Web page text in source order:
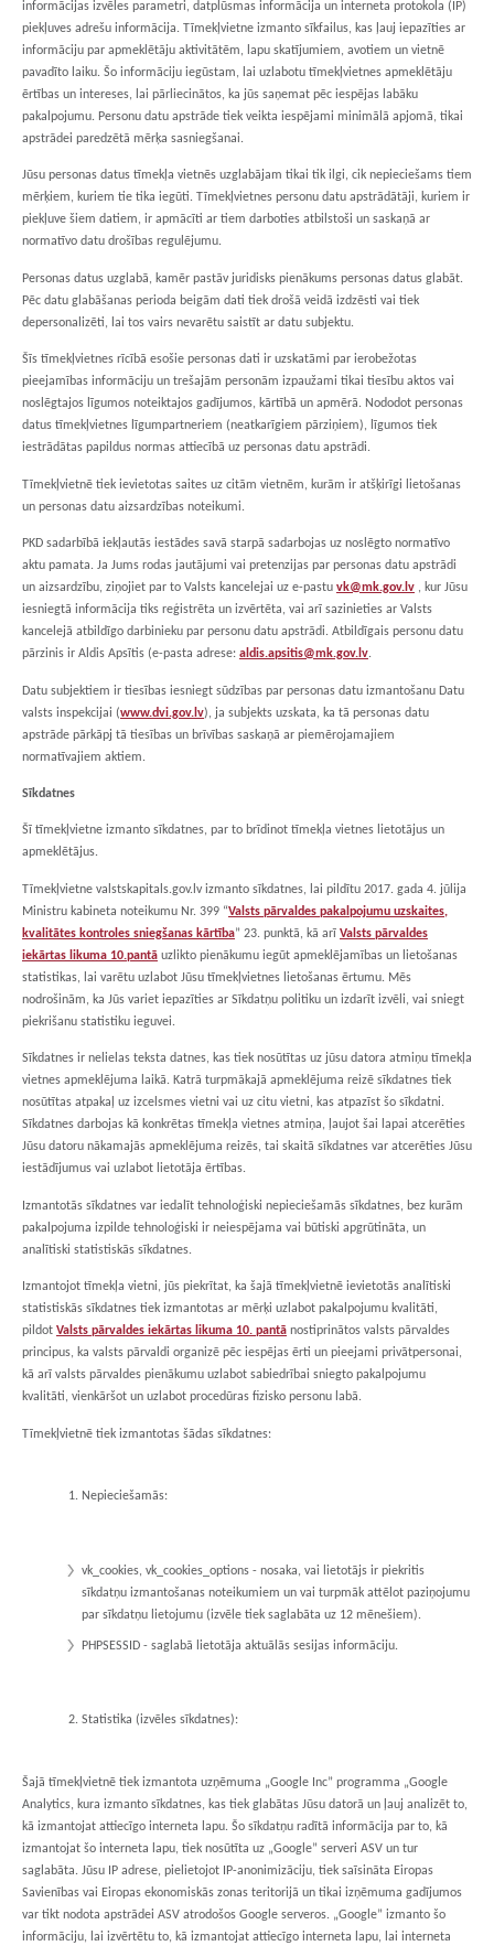
informācijas izvēles parametri, datplūsmas informācija un interneta protokola (IP)
piekļuves adrešu informācija. Tīmekļvietne izmanto sīkfailus, kas ļauj iepazīties ar
informāciju par apmeklētāju aktivitātēm, lapu skatījumiem, avotiem un vietnē
pavadīto laiku. Šo informāciju iegūstam, lai uzlabotu tīmekļvietnes apmeklētāju
ērtības un intereses, lai pārliecinātos, ka jūs saņemat pēc iespējas labāku
pakalpojumu. Personu datu apstrāde tiek veikta iespējami minimālā apjomā, tikai
apstrādei paredzētā mērķa sasniegšanai.
Jūsu personas datus tīmekļa vietnēs uzglabājam tikai tik ilgi, cik nepieciešams tiem
mērķiem, kuriem tie tika iegūti. Tīmekļvietnes personu datu apstrādātāji, kuriem ir
piekļuve šiem datiem, ir apmācīti ar tiem darboties atbilstoši un saskaņā ar
normatīvo datu drošības regulējumu.
Personas datus uzglabā, kamēr pastāv juridisks pienākums personas datus glabāt.
Pēc datu glabāšanas perioda beigām dati tiek drošā veidā izdzēsti vai tiek
depersonalizēti, lai tos vairs nevarētu saistīt ar datu subjektu.
Šīs tīmekļvietnes rīcībā esošie personas dati ir uzskatāmi par ierobežotas
pieejamības informāciju un trešajām personām izpaužami tikai tiesību aktos vai
noslēgtajos līgumos noteiktajos gadījumos, kārtībā un apmērā. Nododot personas
datus tīmekļvietnes līgumpartneriem (neatkarīgiem pārziņiem), līgumos tiek
iestrādātas papildus normas attiecībā uz personas datu apstrādi.
Tīmekļvietnē tiek ievietotas saites uz citām vietnēm, kurām ir atšķirīgi lietošanas
un personas datu aizsardzības noteikumi.
PKD sadarbībā iekļautās iestādes savā starpā sadarbojas uz noslēgto normatīvo
aktu pamata. Ja Jums rodas jautājumi vai pretenzijas par personas datu apstrādi
un aizsardzību, ziņojiet par to Valsts kancelejai uz e-pastu vk@mk.gov.lv , kur Jūsu
iesniegtā informācija tiks reģistrēta un izvērtēta, vai arī sazinieties ar Valsts
kancelejā atbildīgo darbinieku par personu datu apstrādi. Atbildīgais personu datu
pārzinis ir Aldis Apsītis (e-pasta adrese: aldis.apsitis@mk.gov.lv.
Datu subjektiem ir tiesības iesniegt sūdzības par personas datu izmantošanu Datu
valsts inspekcijai (www.dvi.gov.lv), ja subjekts uzskata, ka tā personas datu
apstrāde pārkāpj tā tiesības un brīvības saskaņā ar piemērojamajiem
normatīvajiem aktiem.
Sīkdatnes
Šī tīmekļvietne izmanto sīkdatnes, par to brīdinot tīmekļa vietnes lietotājus un
apmeklētājus.
Tīmekļvietne valstskapitals.gov.lv izmanto sīkdatnes, lai pildītu 2017. gada 4. jūlija
Ministru kabineta noteikumu Nr. 399 “Valsts pārvaldes pakalpojumu uzskaites,
kvalitātes kontroles sniegšanas kārtība” 23. punktā, kā arī Valsts pārvaldes
iekārtas likuma 10.pantā uzlikto pienākumu iegūt apmeklējamības un lietošanas
statistikas, lai varētu uzlabot Jūsu tīmekļvietnes lietošanas ērtumu. Mēs
nodrošinām, ka Jūs variet iepazīties ar Sīkdatņu politiku un izdarīt izvēli, vai sniegt
piekrišanu statistiku ieguvei.
Sīkdatnes ir nelielas teksta datnes, kas tiek nosūtītas uz jūsu datora atmiņu tīmekļa
vietnes apmeklējuma laikā. Katrā turpmākajā apmeklējuma reizē sīkdatnes tiek
nosūtītas atpakaļ uz izcelsmes vietni vai uz citu vietni, kas atpazīst šo sīkdatni.
Sīkdatnes darbojas kā konkrētas tīmekļa vietnes atmiņa, ļaujot šai lapai atcerēties
Jūsu datoru nākamajās apmeklējuma reizēs, tai skaitā sīkdatnes var atcerēties Jūsu
iestādījumus vai uzlabot lietotāja ērtības.
Izmantotās sīkdatnes var iedalīt tehnoloģiski nepieciešamās sīkdatnes, bez kurām
pakalpojuma izpilde tehnoloģiski ir neiespējama vai būtiski apgrūtināta, un
analītiski statistiskās sīkdatnes.
Izmantojot tīmekļa vietni, jūs piekrītat, ka šajā tīmekļvietnē ievietotās analītiski
statistiskās sīkdatnes tiek izmantotas ar mērķi uzlabot pakalpojumu kvalitāti,
pildot Valsts pārvaldes iekārtas likuma 10. pantā nostiprinātos valsts pārvaldes
principus, ka valsts pārvaldi organizē pēc iespējas ērti un pieejami privātpersonai,
kā arī valsts pārvaldes pienākumu uzlabot sabiedrībai sniegto pakalpojumu
kvalitāti, vienkāršot un uzlabot procedūras fizisko personu labā.
Tīmekļvietnē tiek izmantotas šādas sīkdatnes:
Nepieciešamās:
vk_cookies, vk_cookies_options - nosaka, vai lietotājs ir piekritis
sīkdatņu izmantošanas noteikumiem un vai turpmāk attēlot paziņojumu
par sīkdatņu lietojumu (izvēle tiek saglabāta uz 12 mēnešiem).
PHPSESSID - saglabā lietotāja aktuālās sesijas informāciju.
Statistika (izvēles sīkdatnes):
Šajā tīmekļvietnē tiek izmantota uzņēmuma „Google Inc” programma „Google
Analytics, kura izmanto sīkdatnes, kas tiek glabātas Jūsu datorā un ļauj analizēt to,
kā izmantojat attiecīgo interneta lapu. Šo sīkdatņu radītā informācija par to, kā
izmantojat šo interneta lapu, tiek nosūtīta uz „Google” serveri ASV un tur
saglabāta. Jūsu IP adrese, pielietojot IP-anonimizāciju, tiek saīsināta Eiropas
Savienības vai Eiropas ekonomiskās zonas teritorijā un tikai izņēmuma gadījumos
var tikt nodota apstrādei ASV atrodošos Google serveros. „Google” izmanto šo
informāciju, lai izvērtētu to, kā izmantojat attiecīgo interneta lapu, lai interneta